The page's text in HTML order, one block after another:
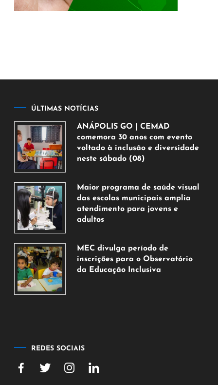
ÚLTIMAS NOTÍCIAS
ANÁPOLIS GO | CEMAD
comemora 30 anos com evento
voltado à inclusão e diversidade
neste sábado (08)
de
agosto
de
2026
Maior programa de saúde visual
das escolas municipais amplia
atendimento para jovens e
adultos
de
agosto
de
MEC divulga período de
inscrições para o Observatório
da Educação Inclusiva
REDES SOCIAIS